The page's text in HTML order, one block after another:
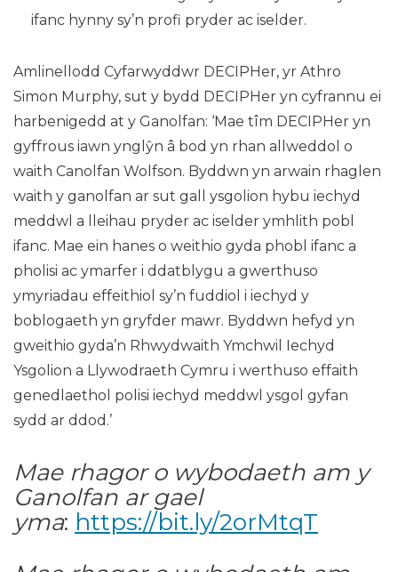
ifanc hynny sy’n profi pryder ac iselder.
Amlinellodd Cyfarwyddwr DECIPHer, yr Athro
Simon Murphy, sut y bydd DECIPHer yn cyfrannu ei
harbenigedd at y Ganolfan: ‘Mae tîm DECIPHer yn
gyffrous iawn ynglŷn â bod yn rhan allweddol o
waith Canolfan Wolfson. Byddwn yn arwain rhaglen
waith y ganolfan ar sut gall ysgolion hybu iechyd
meddwl a lleihau pryder ac iselder ymhlith pobl
ifanc. Mae ein hanes o weithio gyda phobl ifanc a
pholisi ac ymarfer i ddatblygu a gwerthuso
ymyriadau effeithiol sy’n fuddiol i iechyd y
boblogaeth yn gryfder mawr. Byddwn hefyd yn
gweithio gyda’n Rhwydwaith Ymchwil Iechyd
Ysgolion a Llywodraeth Cymru i werthuso effaith
genedlaethol polisi iechyd meddwl ysgol gyfan
sydd ar ddod.’
Mae rhagor o wybodaeth am y
Ganolfan ar gael
yma: https://bit.ly/2orMtqT